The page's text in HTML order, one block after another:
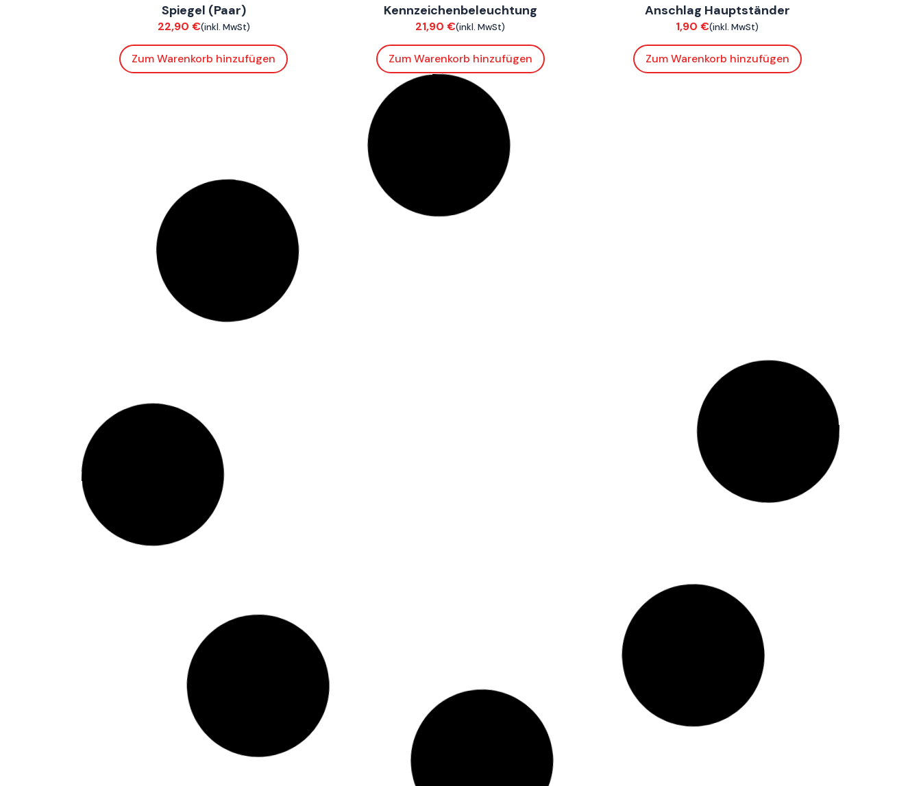
Spiegel (Paar)
22,90 €(inkl. MwSt)
Zum Warenkorb hinzufügen
ChassisKennzeichenbeleuchtung
21,90€(inkl. MwSt)
Zum Warenkorb hinzufügen
VerkleidungAnschlag Hauptständer
1,90€(inkl. MwSt)
Zum Warenkorb hinzufügen